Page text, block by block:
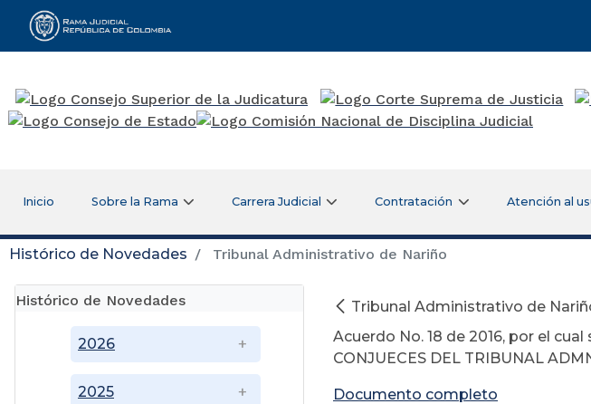
Rama Judicial
Inicio Sobre la Rama Carrera Judicial Contratación Atención al
Histórico de Novedades Tribunal Administrativo de Nariño
Histórico de Novedades
2025
2026
Tribunal Administrativo de
Acuerdo No. 18 de 2016, por el
CONJUECES DEL TRIBUNAL
Documento completo